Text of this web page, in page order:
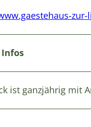
ist ganzjährig mit